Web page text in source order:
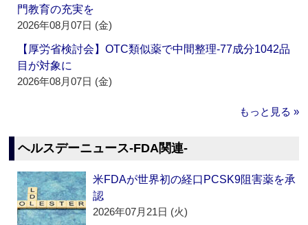
門教育の充実を
2026年08月07日 (金)
【厚労省検討会】OTC類似薬で中間整理‐77成分1042品
目が対象に
2026年08月07日 (金)
もっと見る »
ヘルスデーニュース‐FDA関連‐
米FDAが世界初の経口PCSK9阻害薬を承
認
2026年07月21日 (火)